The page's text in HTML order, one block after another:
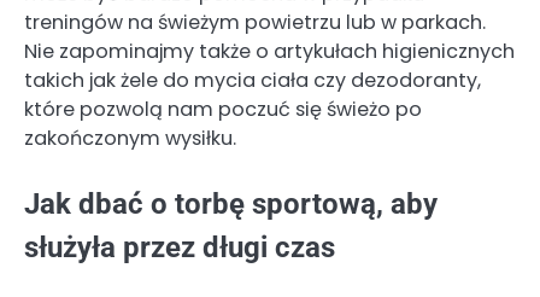
treningów na świeżym powietrzu lub w parkach.
Nie zapominajmy także o artykułach higienicznych
takich jak żele do mycia ciała czy dezodoranty,
które pozwolą nam poczuć się świeżo po
zakończonym wysiłku.
Jak dbać o torbę sportową, aby
służyła przez długi czas